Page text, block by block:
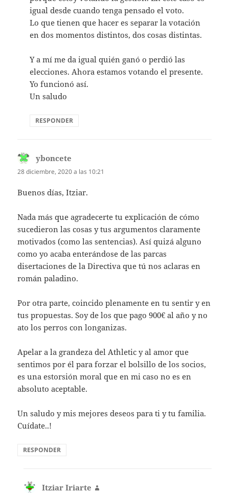
igual desde cuando tenga pensado el voto.
Lo que tienen que hacer es separar la votación
en dos momentos distintos, dos cosas distintas.
Y a mí me da igual quién ganó o perdió las
elecciones. Ahora estamos votando el presente.
Yo funcionó así.
Un saludo
RESPONDER
yboncete
28 diciembre, 2020 a las 10:21
Buenos días, Itziar.
Nada más que agradecerte tu explicación de cómo
sucedieron las cosas y tus argumentos claramente
motivados (como las sentencias). Así quizá alguno
como yo acaba enterándose de las parcas
disertaciones de la Directiva que tú nos aclaras en
román paladino.
Por otra parte, coincido plenamente en tu sentir y en
tus propuestas. Soy de los que pago 900€ al año y no
ato los perros con longanizas.
Apelar a la grandeza del Athletic y al amor que
sentimos por él para forzar el bolsillo de los socios,
es una estorsión moral que en mi caso no es en
absoluto aceptable.
Un saludo y mis mejores deseos para ti y tu familia.
Cuídate..!
RESPONDER
Itziar Iriarte